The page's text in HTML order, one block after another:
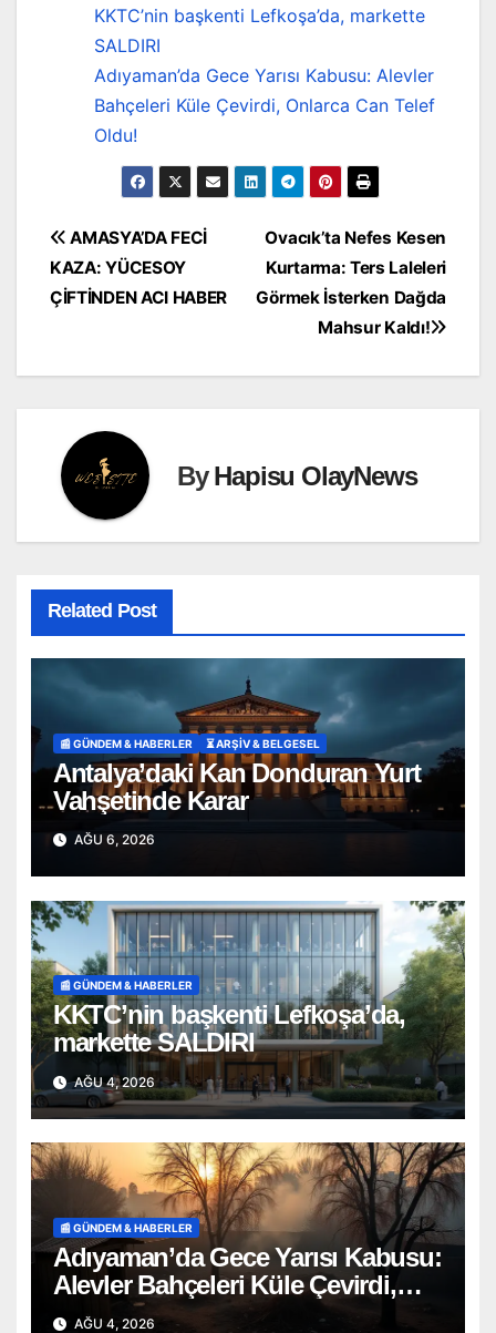
KKTC’nin başkenti Lefkoşa’da, markette
SALDIRI
Adıyaman’da Gece Yarısı Kabusu: Alevler
Bahçeleri Küle Çevirdi, Onlarca Can Telef
Oldu!
Yazı
gezinmesi
Ovacık’ta Nefes Kesen
Kurtarma: Ters Laleleri
Görmek İsterken Dağda
Mahsur Kaldı!
AMASYA’DA FECİ
KAZA: YÜCESOY
ÇİFTİNDEN ACI HABER
ByHapisu OlayNews
Related Post
📰 GÜNDEM & HABERLER ⏳ ARŞİV & BELGESEL
Antalya’daki Kan Donduran Yurt
Vahşetinde Karar
AĞU 6, 2026
📰 GÜNDEM & HABERLER
KKTC’nin başkenti Lefkoşa’da,
markette SALDIRI
AĞU 4, 2026
📰 GÜNDEM & HABERLER
Adıyaman’da Gece Yarısı Kabusu:
Alevler Bahçeleri Küle Çevirdi,
Onlarca Can Telef Oldu!
AĞU 4, 2026